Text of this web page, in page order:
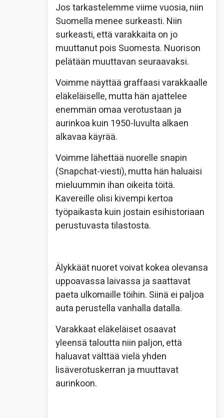
Jos tarkastelemme viime vuosia, niin
Suomella menee surkeasti. Niin
surkeasti, että varakkaita on jo
muuttanut pois Suomesta. Nuorison
pelätään muuttavan seuraavaksi.
Voimme näyttää graffaasi varakkaalle
eläkeläiselle, mutta hän ajattelee
enemmän omaa verotustaan ja
aurinkoa kuin 1950-luvulta alkaen
alkavaa käyrää.
Voimme lähettää nuorelle snapin
(Snapchat-viesti), mutta hän haluaisi
mieluummin ihan oikeita töitä.
Kavereille olisi kivempi kertoa
työpaikasta kuin jostain esihistoriaan
perustuvasta tilastosta.
Älykkäät nuoret voivat kokea olevansa
uppoavassa laivassa ja saattavat
paeta ulkomaille töihin. Siinä ei paljoa
auta perustella vanhalla datalla.
Varakkaat eläkeläiset osaavat
yleensä taloutta niin paljon, että
haluavat välttää vielä yhden
lisäverotuskerran ja muuttavat
aurinkoon.